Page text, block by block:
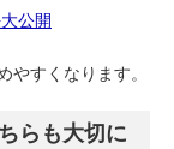
公開
やすくなります。
らも大切に